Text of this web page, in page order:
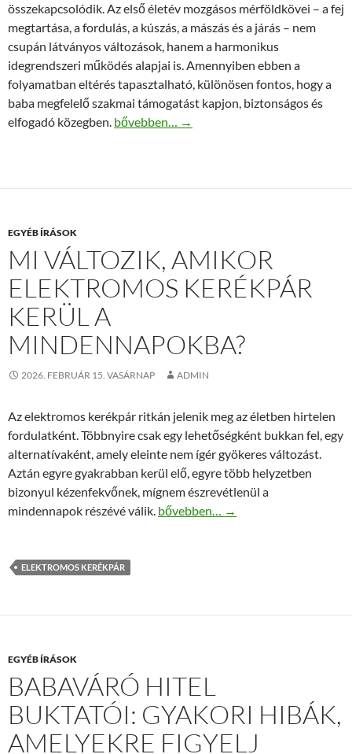
összekapcsolódik. Az első életév mozgásos mérföldkövei – a fej
megtartása, a fordulás, a kúszás, a mászás és a járás – nem
csupán látványos változások, hanem a harmonikus
idegrendszeri működés alapjai is. Amennyiben ebben a
folyamatban eltérés tapasztalható, különösen fontos, hogy a
baba megfelelő szakmai támogatást kapjon, biztonságos és
elfogadó közegben. Szakértő Dévény torna szeretetteljes
bővebben… →
EGYÉB ÍRÁSOK
MI VÁLTOZIK, AMIKOR
ELEKTROMOS KERÉKPÁR
KERÜL A
MINDENNAPOKBA?
2026. FEBRUÁR 15. VASÁRNAP ADMIN
Az elektromos kerékpár ritkán jelenik meg az életben hirtelen
fordulatként. Többnyire csak egy lehetőségként bukkan fel, egy
alternatívaként, amely eleinte nem ígér gyökeres változást.
Aztán egyre gyakrabban kerül elő, egyre több helyzetben
bizonyul kézenfekvőnek, mígnem észrevétlenül a
mindennapok részévé válik. Mi változik, amikor elektromos
bővebben… →
ELEKTROMOS KERÉKPÁR
EGYÉB ÍRÁSOK
BABAVÁRÓ HITEL
BUKTATÓI: GYAKORI HIBÁK,
AMELYEKRE FIGYELJ